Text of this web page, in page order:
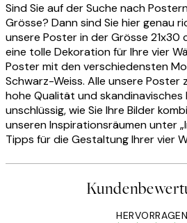
Sind Sie auf der Suche nach
Grösse? Dann sind Sie hier genau
unsere Poster in der Grösse 21x30
eine tolle Dekoration für Ihre vier
Poster mit den verschiedensten
Schwarz-Weiss. Alle unsere Poster
hohe Qualität und skandinavisches
unschlüssig, wie Sie Ihre Bilder
unseren Inspirationsräumen unter
Tipps für die Gestaltung Ihrer vier